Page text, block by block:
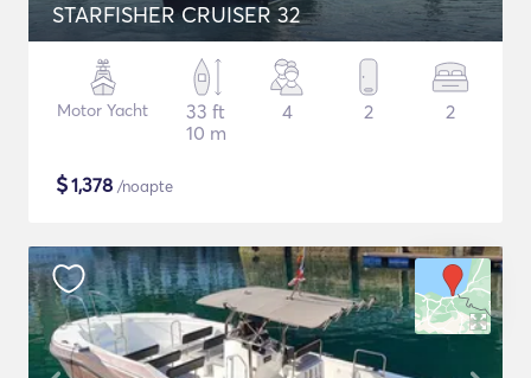
STARFISHER CRUISER 32
Motor Yacht
33 ft
10 m
4 2 2
$1,378 /noapte